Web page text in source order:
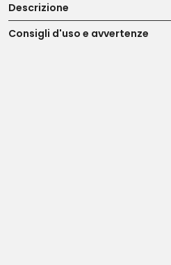
Descrizione
Consigli d'uso e avvertenze